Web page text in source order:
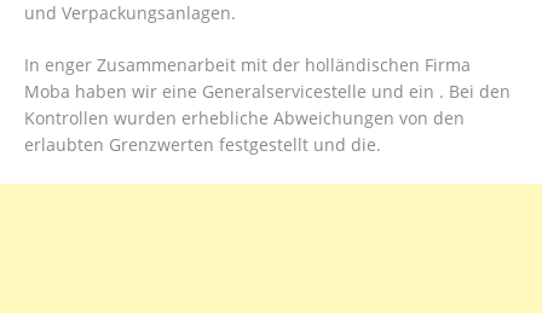
und Verpackungsanlagen.
In enger Zusammenarbeit mit der holländischen Firma
Moba haben wir eine Generalservicestelle und ein . Bei den
Kontrollen wurden erhebliche Abweichungen von den
erlaubten Grenzwerten festgestellt und die.